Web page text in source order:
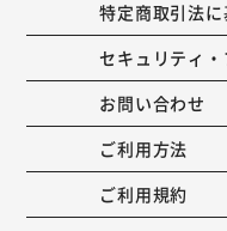
特定商取引法
セキュリティ
お問い合わせ
ご利用方法
ご利用規約